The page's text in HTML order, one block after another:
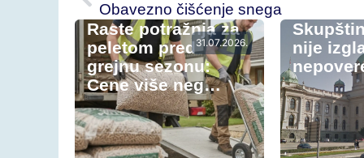
Obavezno čišćenje snega
31.07.2026.
Raste potražnja za
peletom pred
grejnu sezonu:
Cene više neg…
nije